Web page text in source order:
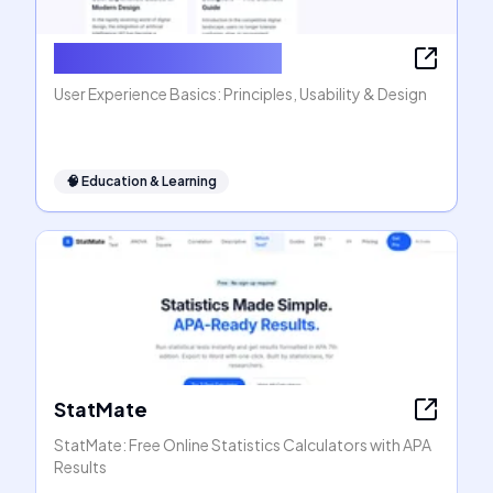
User Experience Basics: Principles, Usability & Design
🧠 Education & Learning
StatMate
StatMate: Free Online Statistics Calculators with APA
Results